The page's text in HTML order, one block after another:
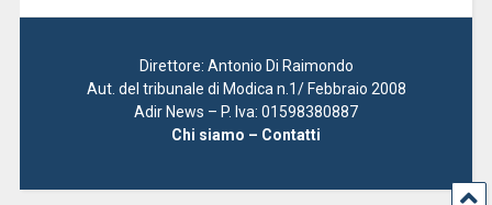
Direttore: Antonio Di Raimondo
Aut. del tribunale di Modica n.1/ Febbraio 2008
Adir News – P. Iva: 01598380887
Chi siamo – Contatti